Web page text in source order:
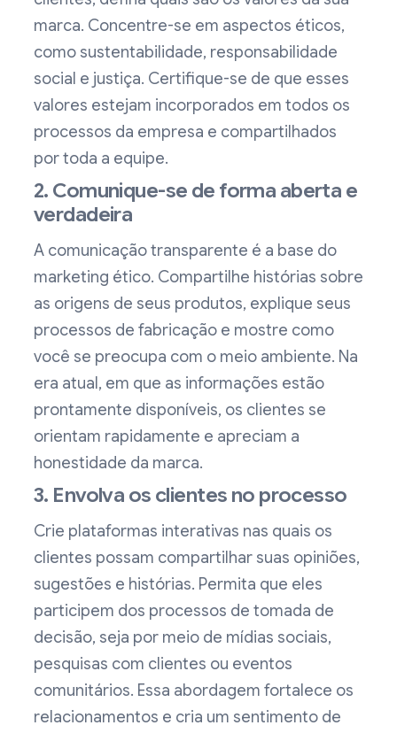
marca. Concentre-se em aspectos éticos,
como sustentabilidade, responsabilidade
social e justiça. Certifique-se de que esses
valores estejam incorporados em todos os
processos da empresa e compartilhados
por toda a equipe.
2. Comunique-se de forma aberta e
verdadeira
A comunicação transparente é a base do
marketing ético. Compartilhe histórias sobre
as origens de seus produtos, explique seus
processos de fabricação e mostre como
você se preocupa com o meio ambiente. Na
era atual, em que as informações estão
prontamente disponíveis, os clientes se
orientam rapidamente e apreciam a
honestidade da marca.
3. Envolva os clientes no processo
Crie plataformas interativas nas quais os
clientes possam compartilhar suas opiniões,
sugestões e histórias. Permita que eles
participem dos processos de tomada de
decisão, seja por meio de mídias sociais,
pesquisas com clientes ou eventos
comunitários. Essa abordagem fortalece os
relacionamentos e cria um sentimento de